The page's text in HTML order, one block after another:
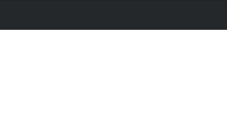
රටේ සැබෑ වීරයෝ….